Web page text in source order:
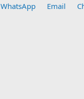
WhatsApp Email